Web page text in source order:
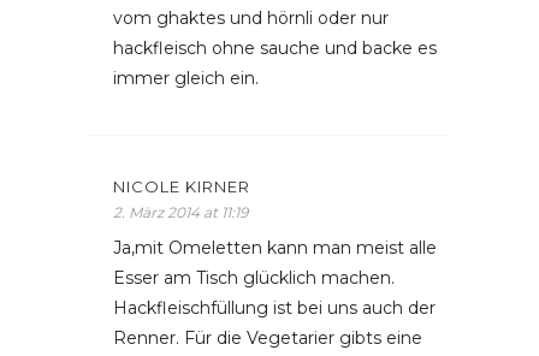
vom ghaktes und hörnli oder nur
hackfleisch ohne sauche und backe es
immer gleich ein.
NICOLE KIRNER
2. März 2014 at 11:19
Ja,mit Omeletten kann man meist alle
Esser am Tisch glücklich machen.
Hackfleischfüllung ist bei uns auch der
Renner. Für die Vegetarier gibts eine